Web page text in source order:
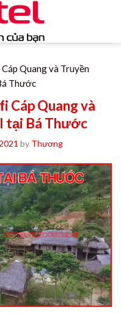
Quang và Truyền
Thước
Cáp Quang và
tại Bá Thước
by Thương